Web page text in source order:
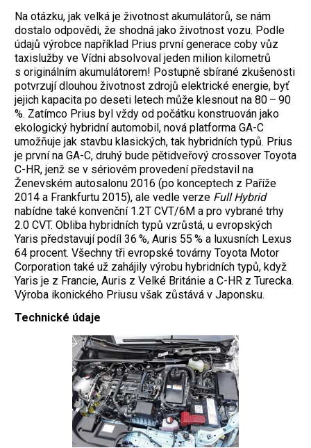
Na otázku, jak velká je životnost akumulátorů, se nám
dostalo odpovědi, že shodná jako životnost vozu. Podle
údajů výrobce například Prius první generace coby vůz
taxislužby ve Vídni absolvoval jeden milion kilometrů
s originálním akumulátorem! Postupně sbírané zkušenosti
potvrzují dlouhou životnost zdrojů elektrické energie, byť
jejich kapacita po deseti letech může klesnout na 80 – 90
%. Zatímco Prius byl vždy od počátku konstruován jako
ekologický hybridní automobil, nová platforma GA-C
umožňuje jak stavbu klasických, tak hybridních typů. Prius
je první na GA-C, druhý bude pětidveřový crossover Toyota
C-HR, jenž se v sériovém provedení představil na
Ženevském autosalonu 2016 (po konceptech z Paříže
2014 a Frankfurtu 2015), ale vedle verze Full Hybrid
nabídne také konvenční 1.2T CVT/6M a pro vybrané trhy
2.0 CVT. Obliba hybridních typů vzrůstá, u evropských
Yaris představují podíl 36 %, Auris 55 % a luxusních Lexus
64 procent. Všechny tři evropské továrny Toyota Motor
Corporation také už zahájily výrobu hybridních typů, když
Yaris je z Francie, Auris z Velké Británie a C-HR z Turecka.
Výroba ikonického Priusu však zůstává v Japonsku.
Technické údaje